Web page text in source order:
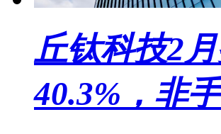
丘钛科技2
40.3%，非